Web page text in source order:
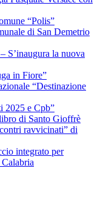
“Polis”
di San Demetrio
la nuova
in Fiore”
“Destinazione
2025 e Cpb”
di Santo Gioffrè
ravvicinati” di
integrato per